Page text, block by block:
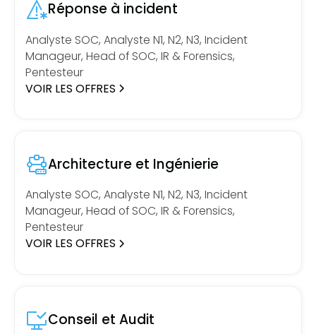
Réponse à incident
Analyste SOC, Analyste N1, N2, N3, Incident
Manageur, Head of SOC, IR & Forensics,
Pentesteur
VOIR LES OFFRES
Architecture et Ingénierie
Analyste SOC, Analyste N1, N2, N3, Incident
Manageur, Head of SOC, IR & Forensics,
Pentesteur
VOIR LES OFFRES
Conseil et Audit